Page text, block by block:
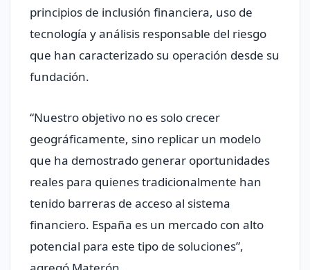
principios de inclusión financiera, uso de
tecnología y análisis responsable del riesgo
que han caracterizado su operación desde su
fundación.
“Nuestro objetivo no es solo crecer
geográficamente, sino replicar un modelo
que ha demostrado generar oportunidades
reales para quienes tradicionalmente han
tenido barreras de acceso al sistema
financiero. España es un mercado con alto
potencial para este tipo de soluciones”,